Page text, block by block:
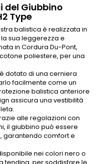
del Giubbino
Type
balistica è realizzata in
sua leggerezza e
in Cordura Du-Pont,
poliestere, per una
dotato di una cerniera
facilmente come un
balistica anteriore
assicura una vestibilità
alle regolazioni con
il giubbino può essere
garantendo comfort e
nei colori nero o
tendina, per soddisfare le